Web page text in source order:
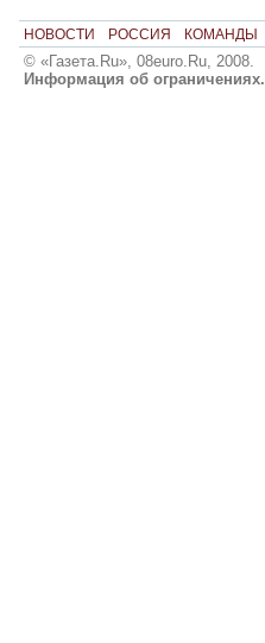
НОВОСТИ РОССИЯ КОМАНДЫ
© «Газета.Ru», 08euro.Ru, 2008.
Информация об ограничениях.